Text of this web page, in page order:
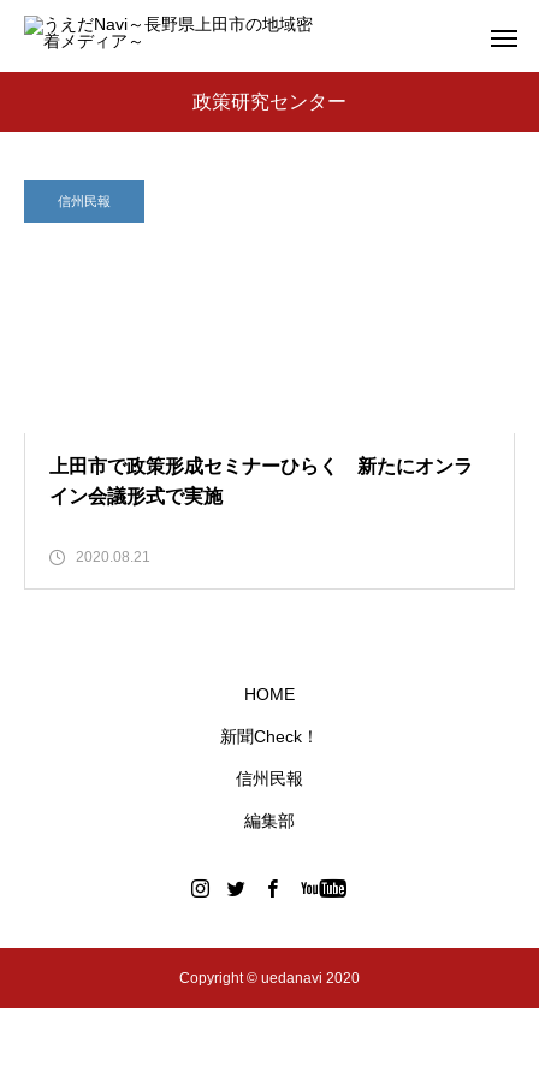
政策研究センター
信州民報
上田市で政策形成セミナーひらく 新たにオンラ
イン会議形式で実施
2020.08.21
HOME
新聞Check！
信州民報
編集部
Copyright © uedanavi 2020